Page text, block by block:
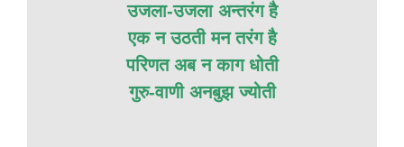
उजला-उजला अन्तरंग है
एक न उठती मन तरंग है
परिणत अब न काग धोती
गुरु-वाणी अनबुझ ज्योती